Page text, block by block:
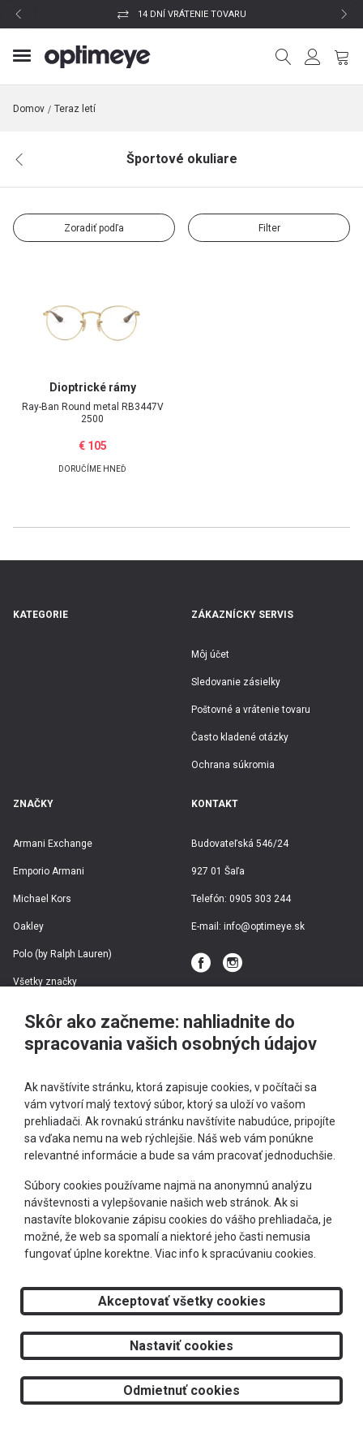
14 DNÍ VRÁTENIE TOVARU
Dioptrické rámy
Slnečné okuliare
Športové okuliare
Okuliare podľa typu tváre
E-mailová adresa
Google účet
Domov Teraz letí
Športové okuliare
Zoradiť podľa Filter
Dioptrické rámy
Ray-Ban Round metal RB3447V
2500
€ 105
DORUČÍME HNEĎ
KATEGORIE ZÁKAZNÍCKY SERVIS
Môj účet
Sledovanie zásielky
Poštovné a vrátenie tovaru
Často kladené otázky
Ochrana súkromia
ZNAČKY
Armani Exchange
Emporio Armani
Michael Kors
Oakley
Polo (by Ralph Lauren)
Všetky značky
KONTAKT
Budovateľská 546/24
927 01 Šaľa
Telefón: 0905 303 244
E-mail: info@optimeye.sk
info@optimeye.sk
Doprava zadarmo
Tvorba web stránokaredakčný systémodAlejTech, spol. s r.o.
Skôr ako začneme: nahliadnite do
spracovania vašich osobných údajov
Ak navštívite stránku, ktorá zapisuje cookies, v počítači sa
vám vytvorí malý textový súbor, ktorý sa uloží vo vašom
prehliadači. Ak rovnakú stránku navštívite nabudúce, pripojíte
sa vďaka nemu na web rýchlejšie. Náš web vám ponúkne
relevantné informácie a bude sa vám pracovať jednoduchšie.
Súbory cookies používame najmä na anonymnú analýzu
návštevnosti a vylepšovanie našich web stránok. Ak si
nastavíte blokovanie zápisu cookies do vášho prehliadača, je
možné, že web sa spomalí a niektoré jeho časti nemusia
fungovať úplne korektne. Viac info k spracúvaniu cookies.
Akceptovať všetky cookies
Nastaviť cookies
Odmietnuť cookies